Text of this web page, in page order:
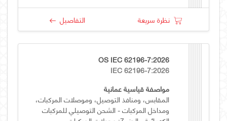
نظرة سريعة التفاصيل
OS IEC 62196-7:2026
IEC 62196-7:2026
مواصفة قياسية عمانية
المقابس، ومنافذ التوصيل، وموصلات المركبات،
ومداخل المركبات - الشحن التوصيلي للمركبات